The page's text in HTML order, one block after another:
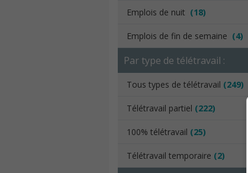
Emplois de nuit (18)
Emplois de fin de semaine (4)
Par type de télétravail :
Tous types de télétravail (249)
Télétravail partiel (222)
100% télétravail (25)
Télétravail temporaire (2)